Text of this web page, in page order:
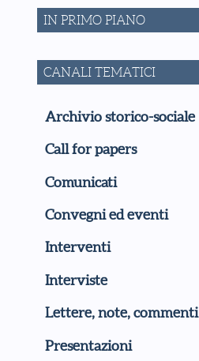
IN PRIMO PIANO
CANALI TEMATICI
Archivio storico-sociale
Call for papers
Comunicati
Convegni ed eventi
Interventi
Interviste
Lettere, note, commenti
Presentazioni